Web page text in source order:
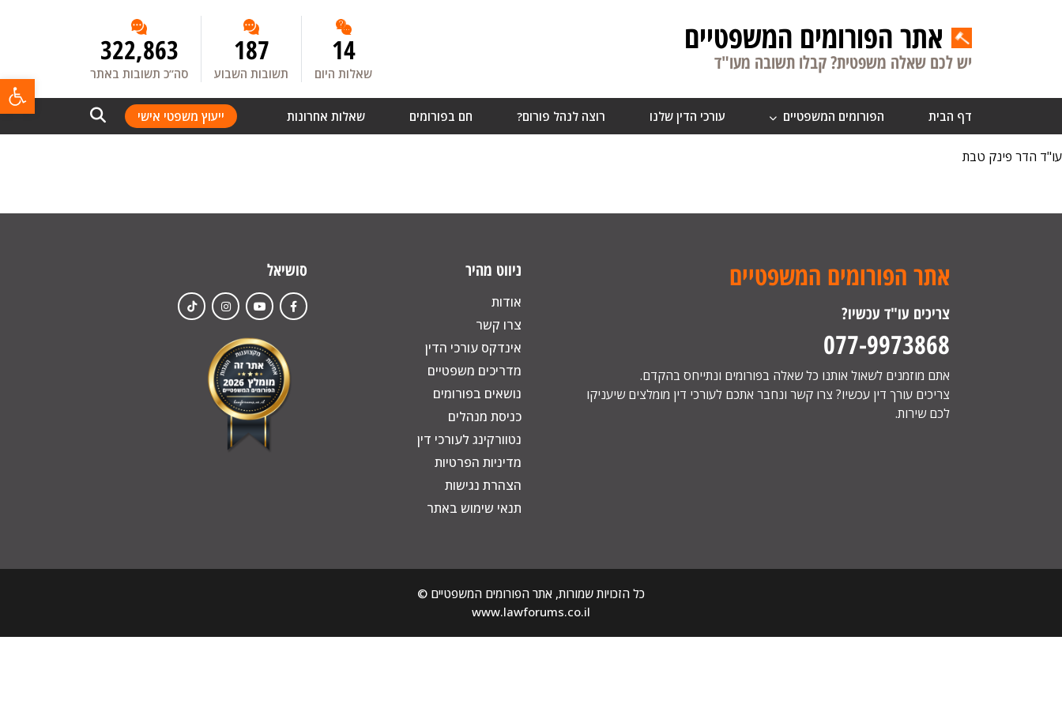
אתר הפורומים המשפטיים
יש לכם שאלה משפטית? קבלו תשובה מעו"ד 14
שאלות היום
187
תשובות השבוע
322,863
סה”כ תשובות באתר
דף הבית הפורומים המשפטיים עורכי הדין שלנו רוצה לנהל פורום? חם בפורומים שאלות אחרונות ייעוץ משפטי אישי
עו"ד הדר פינק טבת
אתר הפורומים המשפטיים
צריכים עו"ד עכשיו?
077-9973868
אתם מוזמנים לשאול אותנו כל שאלה בפורומים ונתייחס בהקדם.
צריכים עורך דין עכשיו? צרו קשר ונחבר אתכם לעורכי דין מומלצים שיעניקו
לכם שירות.
ניווט מהיר
אודות
צרו קשר
אינדקס עורכי הדין
מדריכים משפטיים
נושאים בפורומים
כניסת מנהלים
נטוורקינג לעורכי דין
מדיניות הפרטיות
הצהרת נגישות
תנאי שימוש באתר
סושיאל
כל הזכויות שמורות, אתר הפורומים המשפטיים ©
www.lawforums.co.il